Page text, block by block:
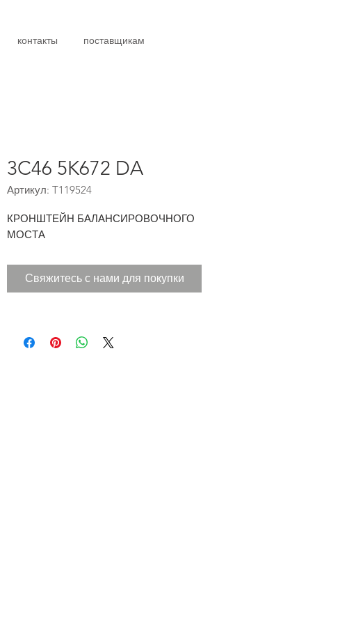
контакты поставщикам
3C46 5K672 DA
Артикул: T119524
КРОНШТЕЙН БАЛАНСИРОВОЧНОГО
МОСТА
Свяжитесь с нами для покупки